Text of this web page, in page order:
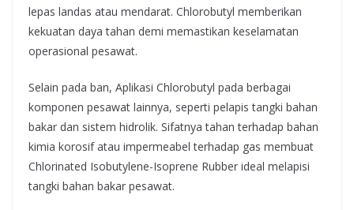
lepas landas atau mendarat. Chlorobutyl memberikan
kekuatan daya tahan demi memastikan keselamatan
operasional pesawat.
Selain pada ban, Aplikasi Chlorobutyl pada berbagai
komponen pesawat lainnya, seperti pelapis tangki bahan
bakar dan sistem hidrolik. Sifatnya tahan terhadap bahan
kimia korosif atau impermeabel terhadap gas membuat
Chlorinated Isobutylene-Isoprene Rubber ideal melapisi
tangki bahan bakar pesawat.